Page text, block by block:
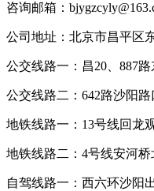
咨询邮箱：
公司地址：北京市昌平区
公交线路一：昌20、887
公交线路二：642路沙阳路
地铁线路一：13号线回龙
地铁线路二：4号线安河
自驾线路一：西六环沙阳